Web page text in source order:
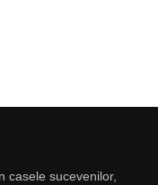
casele sucevenilor,